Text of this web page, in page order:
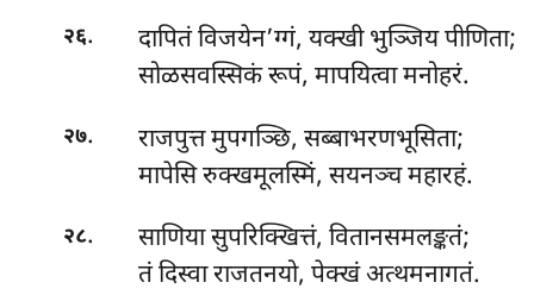
२६.
दापितं विजयेन’ग्गं, यक्खी भुञ्जिय पीणिता;
सोळसवस्सिकं रूपं, मापयित्वा मनोहरं.
२७.
राजपुत्त मुपगञ्छि, सब्बाभरणभूसिता;
मापेसि रुक्खमूलस्मिं, सयनञ्च महारहं.
२८.
साणिया सुपरिक्खित्तं, वितानसमलङ्कतं;
तं दिस्वा राजतनयो, पेक्खं अत्थमनागतं.